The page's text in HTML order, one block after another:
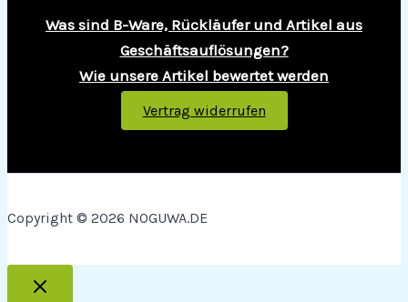
Was sind B-Ware, Rückläufer und Artikel aus
Geschäftsauflösungen?
Wie unsere Artikel bewertet werden
Vertrag widerrufen
Copyright © 2026 NOGUWA.DE